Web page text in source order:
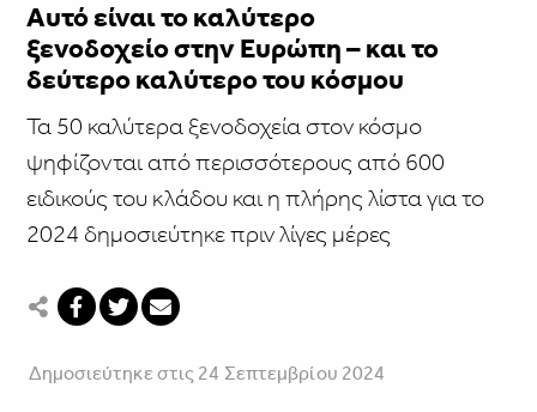
Αυτό είναι το καλύτερο
ξενοδοχείο στην Ευρώπη – και το
δεύτερο καλύτερο του κόσμου
Τα 50 καλύτερα ξενοδοχεία στον κόσμο
ψηφίζονται από περισσότερους από 600
ειδικούς του κλάδου και η πλήρης λίστα για το
2024 δημοσιεύτηκε πριν λίγες μέρες
Δημοσιεύτηκε στις 24 Σεπτεμβρίου 2024